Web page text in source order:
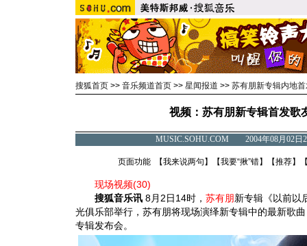
搜狐首页 >> 音乐频道首页 >> 星闻报道 >> 苏有朋新专辑内地
视频：苏有朋新专辑首发歌
MUSIC.SOHU.COM 2004年08月02
页面功能 【我来说两句 】【我要“揪”错】【推荐】
现场视频(30)
搜狐音乐讯 8月2日14时， 苏有朋新专辑《以前以
光俱乐部举行，苏有朋将现场演绎新专辑中的最新歌
专辑发布会。